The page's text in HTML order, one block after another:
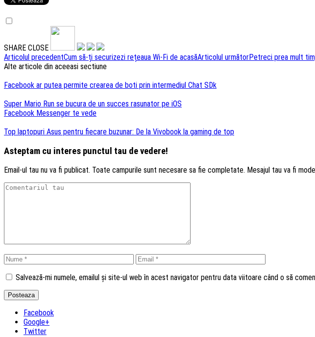
SHARE CLOSE
Navigare
articole
Articolul precedentCum să-ți securizezi rețeaua Wi-Fi de acasăArticolul următorPetreci prea mult
Alte articole din aceeasi sectiune
Facebook ar putea permite crearea de boti prin intermediul Chat SDk
Super Mario Run se bucura de un succes rasunator pe iOS
Facebook Messenger te vede
Top laptopuri Asus pentru fiecare buzunar: De la Vivobook la gaming de top
Asteptam cu interes punctul tau de vedere!
Email-ul tau nu va fi publicat. Toate campurile sunt necesare sa fie completate. Mesajul tau va fi
Salvează-mi numele, emailul și site-ul web în acest navigator pentru data viitoare când o să
Facebook
Google+
Twitter